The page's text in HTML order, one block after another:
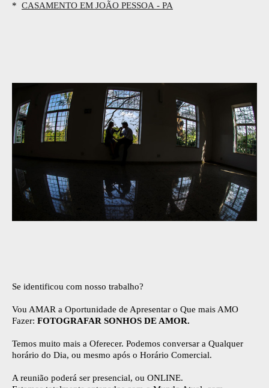
* CASAMENTO EM JOÃO PESSOA - PA
Se identificou com nosso trabalho?
Vou AMAR a Oportunidade de Apresentar o Que mais AMO
Fazer: FOTOGRAFAR SONHOS DE AMOR.
Temos muito mais a Oferecer. Podemos conversar a Qualquer
horário do Dia, ou mesmo após o Horário Comercial.
A reunião poderá ser presencial, ou ONLINE.